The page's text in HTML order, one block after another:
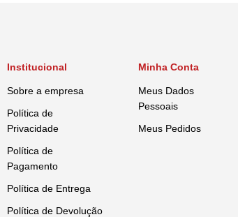
Institucional
Sobre a empresa
Política de
Privacidade
Política de
Pagamento
Política de Entrega
Política de Devolução
Minha Conta
Meus Dados
Pessoais
Meus Pedidos